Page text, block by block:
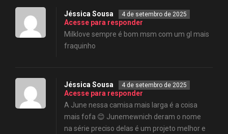
Jéssica Sousa 4 de setembro de 2025
Acesse para responder
Milklove sempre é bom msm com um gl mais
fraquinho
Jéssica Sousa 4 de setembro de 2025
Acesse para responder
A June nessa camisa mais larga é a coisa
mais fofa 😊 Junemewnich deram o nome
na série preciso delas é um projeto melhor e